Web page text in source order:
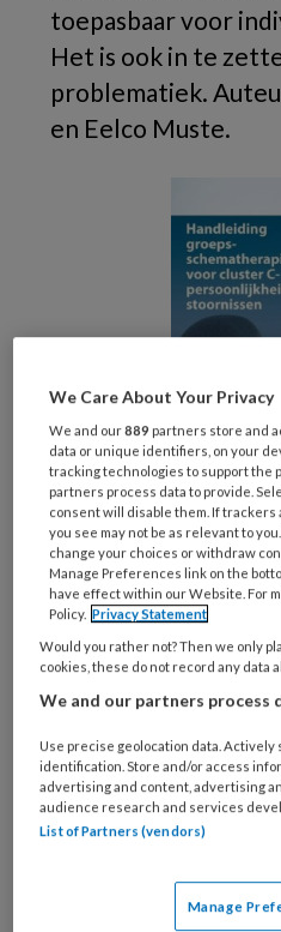
toepasbaar voor
Het is ook in te
problematiek.
en Eelco Muste.
Custer C-
frequent voor, bij 3 tot
bevolking. Bij ongeveer
stemmings-, angst- en
sprake van comorbide
In de handleiding wordt
beschreven. Het laat
oefeningen hierbij
wordt gewerkt met het
schematherapie; een
We Care About Your Privacy
We and our889 partners store and
data or unique identifiers, on your
tracking technologies to support the
partners process data to provide.
consent will disable them. If trackers
you see may not be as relevant to
change your choices or withdraw
Manage Preferences link on the
have effect within our Website. For
Policy. Privacy Statement
Would you rather not? Then we only
cookies, these do not record any data
We and our partners process
Use precise geolocation data.
identification. Store and/or access
advertising and content, advertising
audience research and services
List of Partners (vendors)
Manage